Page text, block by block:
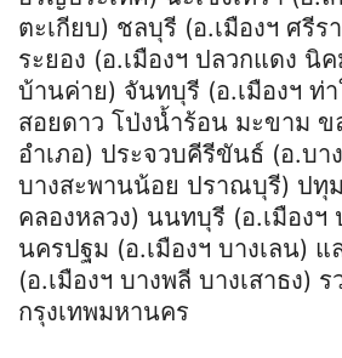
ตะเกียบ) ชลบุรี (อ.เมืองฯ ศรีร
ระยอง (อ.เมืองฯ ปลวกแดง นิ
บ้านค่าย) จันทบุรี (อ.เมืองฯ ท่
สอยดาว โป่งน้ำร้อน มะขาม ข
อำเภอ) ประจวบคีรีขันธ์ (อ.บา
บางสะพานน้อย ปราณบุรี) ปทุ
คลองหลวง) นนทบุรี (อ.เมืองฯ
นครปฐม (อ.เมืองฯ บางเลน) แ
(อ.เมืองฯ บางพลี บางเสาธง) ร
กรุงเทพมหานคร